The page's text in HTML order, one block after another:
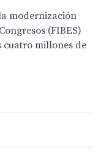
modernización
(FIBES)
cuatro millones de